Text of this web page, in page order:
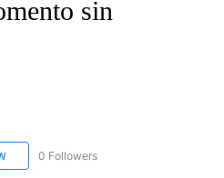
sin
FOLLOW "CNN NEWSOURCE" TO RECEIVE
0 Followers